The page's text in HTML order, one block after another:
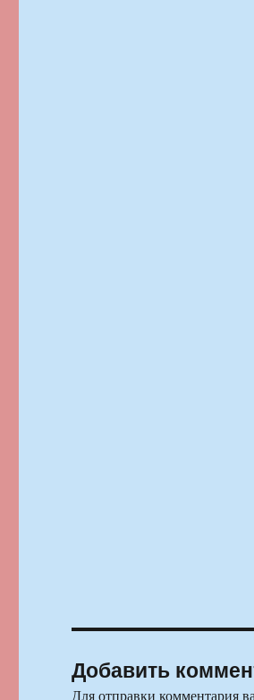
Добавить
Для отправки комментария